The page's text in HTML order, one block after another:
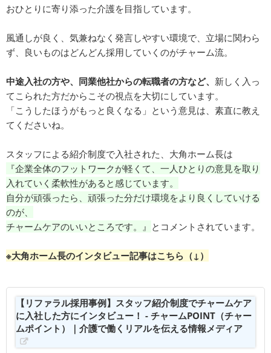
おひとりに寄り添った介護を目指しています。
風通しが良く、気兼ねなく発言しやすい環境で、立場に関わら
ず、良いものはどんどん採用していくのがチャーム流。
中途入社の方や、同業他社からの転職者の方など、 新しく入っ
てこられた方だからこその視点を大切にしています。
「こうしたほうがもっと良くなる」という意見は、素直に教え
てくださいね。
スタッフによる紹介制度で入社された、大角ホーム長は
『企業全体のフットワークが軽くて、一人ひとりの意見を取り
入れていく柔軟性があると感じています。
自分が頑張ったら、頑張った分だけ環境をより良くしていける
のが、
チャームケアのいいところです。』 とコメントされています。
※大角ホーム長のインタビュー記事はこちら（↓）
【リファラル採用事例】スタッフ紹介制度でチャームケア
に入社した方にインタビュー！ - チャームPOINT（チャー
ムポイント）｜介護で働くリアルを伝える情報メディア